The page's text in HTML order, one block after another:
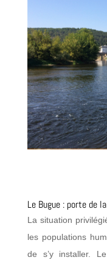
Le Bugue : porte de
La situation
les populations
de s’y installer.